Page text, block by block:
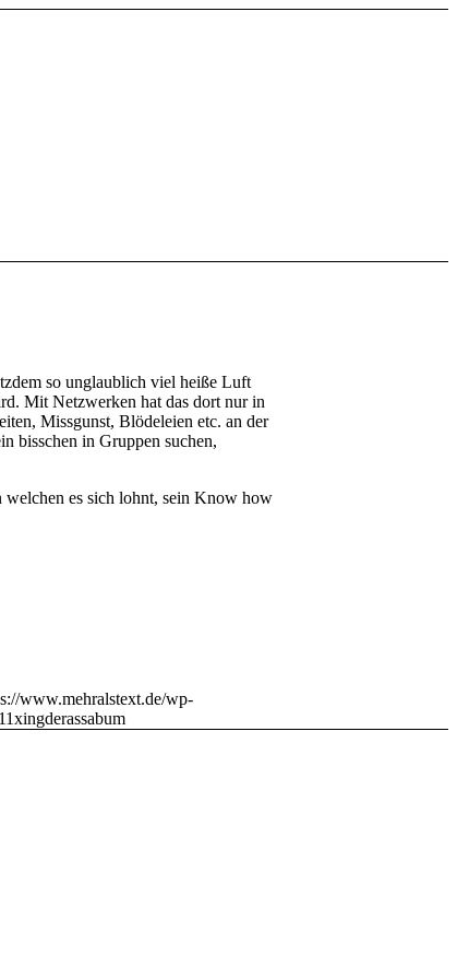
so unglaublich viel heiße Luft
Mit Netzwerken hat das dort nur in
Missgunst, Blödeleien etc. an der
bisschen in Gruppen suchen,
welchen es sich lohnt, sein Know how
www.mehralstext.de/wp-
xingderassabum